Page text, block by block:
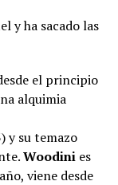
y ha sacado las
el principio
alquimia
y su temazo
Woodinies
viene desde